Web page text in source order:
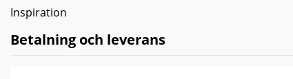
Inspiration
Betalning och leverans